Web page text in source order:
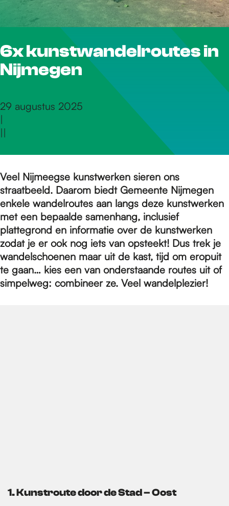
r
d
e
o
m
e
p
6x kunstwandelroutes in
Nijmegen
29 augustus 2025
|
||
Veel Nijmeegse kunstwerken sieren ons
straatbeeld. Daarom biedt Gemeente Nijmegen
enkele wandelroutes aan langs deze kunstwerken
met een bepaalde samenhang, inclusief
plattegrond en informatie over de kunstwerken
zodat je er ook nog iets van opsteekt! Dus trek je
wandelschoenen maar uit de kast, tijd om eropuit
te gaan… kies een van onderstaande routes uit of
simpelweg: combineer ze. Veel wandelplezier!
1. Kunstroute door de Stad – Oost